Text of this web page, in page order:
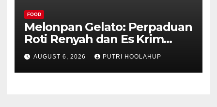
FOOD
Melonpan Gelato: Perpaduan
Roti Renyah dan Es Krim
Lembut yang Menggoda
AUGUST 6, 2026 PUTRI HOOLAHUP